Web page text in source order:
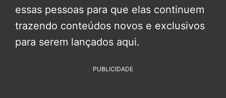
essas pessoas para que elas continuem
trazendo conteúdos novos e exclusivos
para serem lançados aqui.
PUBLICIDADE